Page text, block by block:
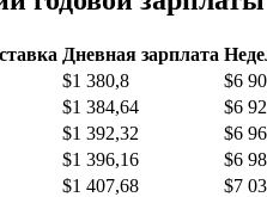
Дневная зарплата
$1 380,8 $6
$1 384,64 $6
$1 392,32 $6
$1 396,16 $6
$1 407,68 $7